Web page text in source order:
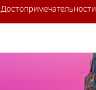
Достопримечательности